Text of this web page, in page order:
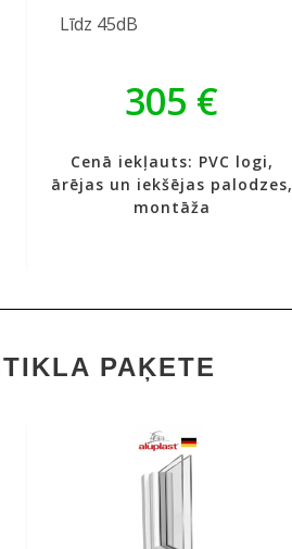
Līdz 45dB
305 €
Cenā iekļauts: PVC logi,
ārējas un iekšējas palodzes,
montāža
PAĶETE
5 kameru profils
Profila biezums: 70mm
Siltumizolējošs
selektīvais stikls